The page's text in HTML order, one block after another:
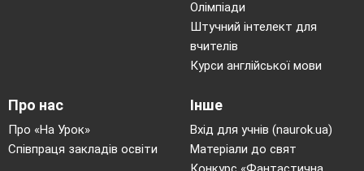
Олімпіади
Штучний інтелект для
вчителів
Курси англійської мови
Про нас
Про «На Урок»
Співпраця закладів освіти
Інше
Вхід для учнів (naurok.ua)
Матеріали до свят